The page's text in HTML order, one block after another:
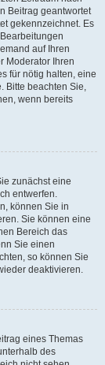
Beitrag geantwortet
gekennzeichnet. Es
auf Ihren
Moderator Ihren
für nötig halten, eine
Bitte beachten Sie,
wenn bereits
zunächst eine
entwerfen.
können Sie in
Sie können eine
Bereich das
Sie einen
so können Sie
deaktivieren.
eines Themas
des